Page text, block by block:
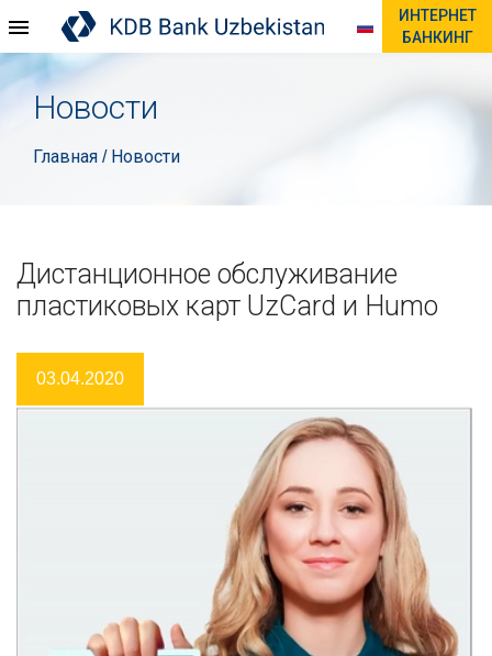
ИНТЕРНЕТ
БАНКИНГ
Новости
Главная / Новости
Дистанционное обслуживание
пластиковых карт UzCard и Humo
03.04.2020